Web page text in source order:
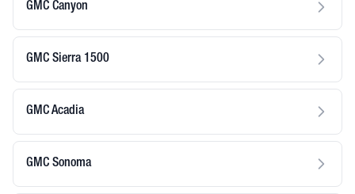
GMC Canyon
GMC Sierra 1500
GMC Acadia
GMC Sonoma